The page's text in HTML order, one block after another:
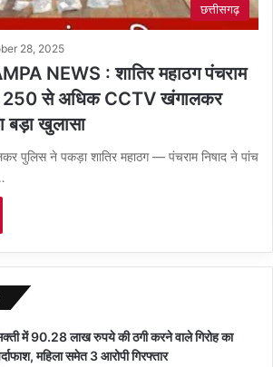
छत्तीसगढ़
28, 2025
NEWS : शातिर महाठग पंचराम
250 से अधिक CCTV खंगालकर
बड़ा खुलासा
पुलिस ने पकड़ा शातिर महाठग — पंचराम निषाद ने पांच
में 90.28 लाख रुपये की ठगी करने वाले गिरोह का
महिला समेत 3 आरोपी गिरफ्तार